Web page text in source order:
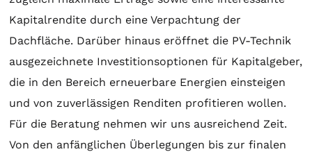
Kapitalrendite durch eine Verpachtung der
Dachfläche. Darüber hinaus eröffnet die PV-Technik
ausgezeichnete Investitionsoptionen für Kapitalgeber,
die in den Bereich erneuerbare Energien einsteigen
und von zuverlässigen Renditen profitieren wollen.
Für die Beratung nehmen wir uns ausreichend Zeit.
Von den anfänglichen Überlegungen bis zur finalen